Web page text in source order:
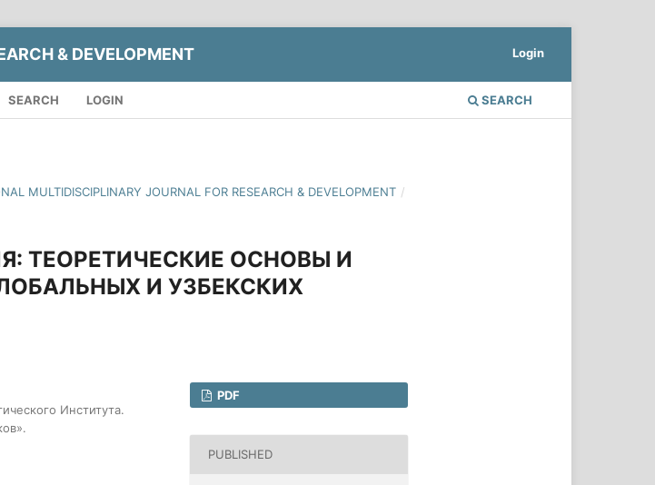
& DEVELOPMENT
SEARCH LOGIN SEARCH
Login
MULTIDISCIPLINARY JOURNAL FOR RESEARCH & DEVELOPMENT /
ТЕОРЕТИЧЕСКИЕ ОСНОВЫ И
И УЗБЕКСКИХ
Института.
PDF
PUBLISHED